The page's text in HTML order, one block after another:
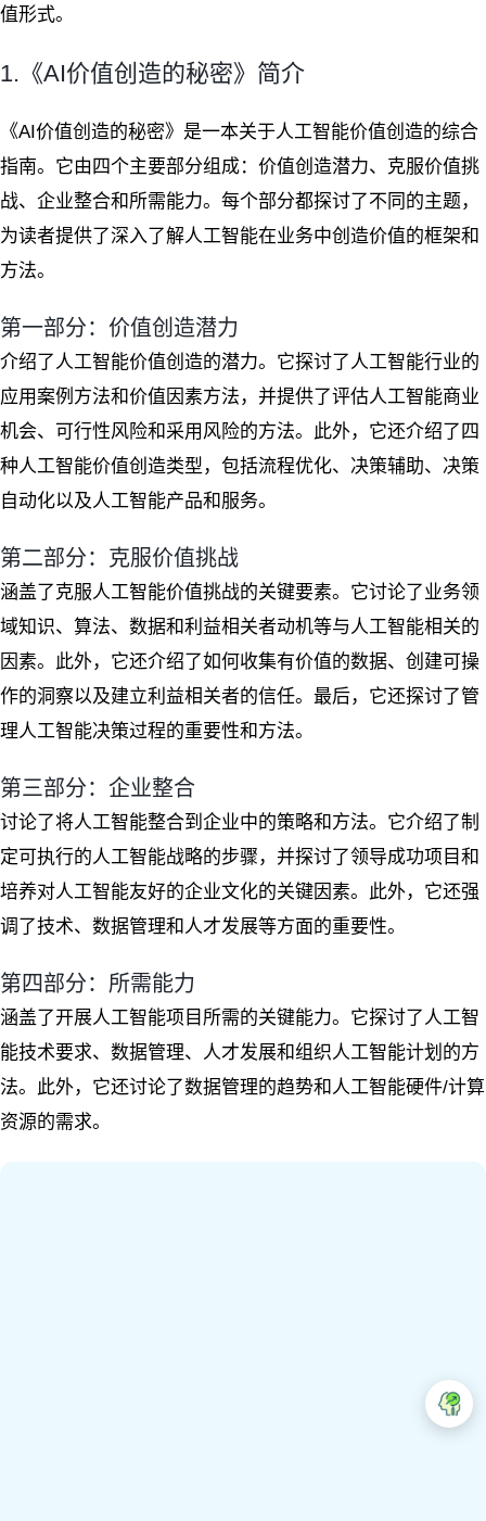
值形式。
1.《AI价值创造的秘密》简介
《AI价值创造的秘密》是一本关于人工智能价值创造的综合
指南。它由四个主要部分组成：价值创造潜力、克服价值挑
战、企业整合和所需能力。每个部分都探讨了不同的主题，
为读者提供了深入了解人工智能在业务中创造价值的框架和
方法。
第一部分：价值创造潜力
介绍了人工智能价值创造的潜力。它探讨了人工智能行业的
应用案例方法和价值因素方法，并提供了评估人工智能商业
机会、可行性风险和采用风险的方法。此外，它还介绍了四
种人工智能价值创造类型，包括流程优化、决策辅助、决策
自动化以及人工智能产品和服务。
第二部分：克服价值挑战
涵盖了克服人工智能价值挑战的关键要素。它讨论了业务领
域知识、算法、数据和利益相关者动机等与人工智能相关的
因素。此外，它还介绍了如何收集有价值的数据、创建可操
作的洞察以及建立利益相关者的信任。最后，它还探讨了管
理人工智能决策过程的重要性和方法。
第三部分：企业整合
讨论了将人工智能整合到企业中的策略和方法。它介绍了制
定可执行的人工智能战略的步骤，并探讨了领导成功项目和
培养对人工智能友好的企业文化的关键因素。此外，它还强
调了技术、数据管理和人才发展等方面的重要性。
第四部分：所需能力
涵盖了开展人工智能项目所需的关键能力。它探讨了人工智
能技术要求、数据管理、人才发展和组织人工智能计划的方
法。此外，它还讨论了数据管理的趋势和人工智能硬件/计算
资源的需求。